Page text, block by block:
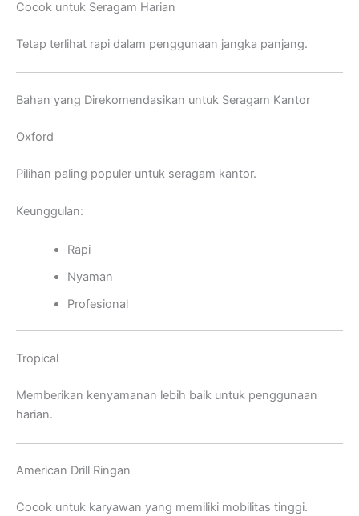
Cocok untuk Seragam Harian
Tetap terlihat rapi dalam penggunaan jangka panjang.
Bahan yang Direkomendasikan untuk Seragam Kantor
Oxford
Pilihan paling populer untuk seragam kantor.
Keunggulan:
Rapi
Nyaman
Profesional
Tropical
Memberikan kenyamanan lebih baik untuk penggunaan
harian.
American Drill Ringan
Cocok untuk karyawan yang memiliki mobilitas tinggi.